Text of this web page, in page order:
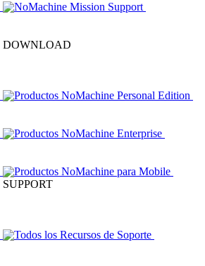
NoMachine Mission Support
DOWNLOAD
Productos NoMachine Personal Edition
Productos NoMachine Enterprise
Productos NoMachine para Mobile
SUPPORT
Todos los Recursos de Soporte